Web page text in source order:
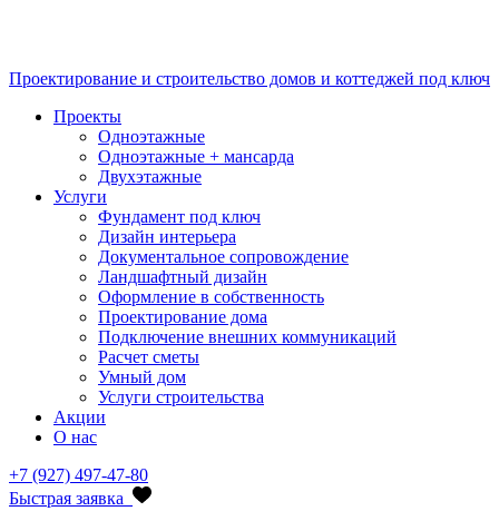
Проектирование и строительство домов и коттеджей под ключ
Проекты
Одноэтажные
Одноэтажные + мансарда
Двухэтажные
Услуги
Фундамент под ключ
Дизайн интерьера
Документальное сопровождение
Ландшафтный дизайн
Оформление в собственность
Проектирование дома
Подключение внешних коммуникаций
Расчет сметы
Умный дом
Услуги строительства
Акции
О нас
+7 (927) 497-47-80
Быстрая заявка